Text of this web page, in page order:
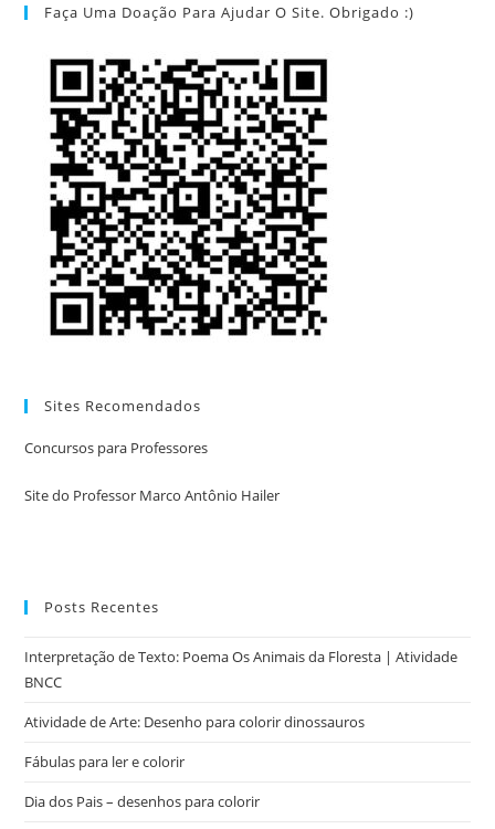
Faça Uma Doação Para Ajudar O Site. Obrigado :)
Sites Recomendados
Concursos para Professores
Site do Professor Marco Antônio Hailer
Posts Recentes
Interpretação de Texto: Poema Os Animais da Floresta | Atividade
BNCC
Atividade de Arte: Desenho para colorir dinossauros
Fábulas para ler e colorir
Dia dos Pais – desenhos para colorir